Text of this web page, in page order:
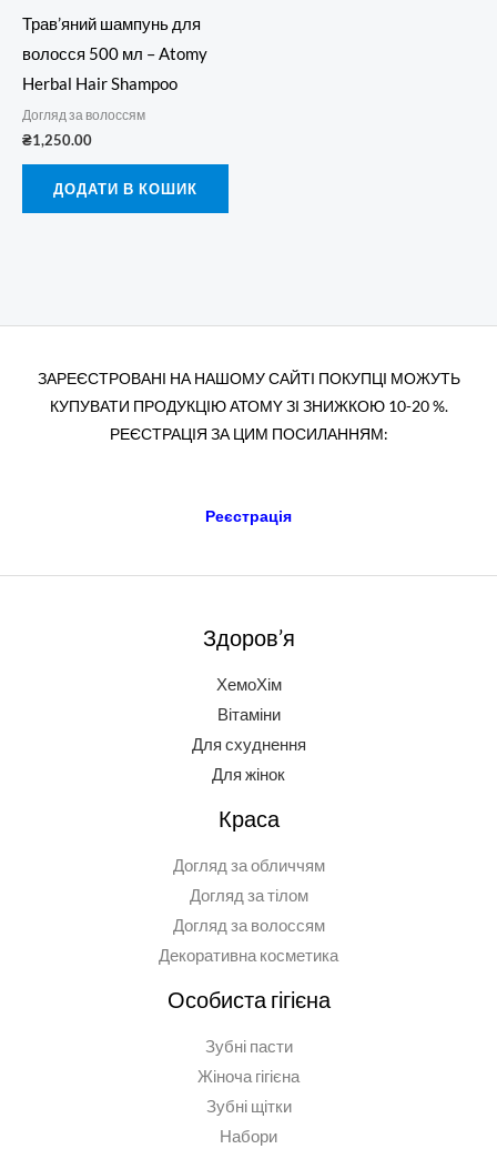
Трав’яний шампунь для
волосся 500 мл – Atomy
Herbal Hair Shampoo
Догляд за волоссям
₴1,250.00
ДОДАТИ В КОШИК
ЗАРЕЄСТРОВАНІ НА НАШОМУ САЙТІ ПОКУПЦІ МОЖУТЬ
КУПУВАТИ ПРОДУКЦІЮ АТОМY ЗІ ЗНИЖКОЮ 10-20 %.
РЕЄСТРАЦІЯ ЗА ЦИМ ПОСИЛАННЯМ:
Реєстрація
Здоров’я
ХемоХім
Вітаміни
Для схуднення
Для жінок
Краса
Догляд за обличчям
Догляд за тілом
Догляд за волоссям
Декоративна косметика
Особиста гігієна
Зубні пасти
Жіноча гігієна
Зубні щітки
Набори